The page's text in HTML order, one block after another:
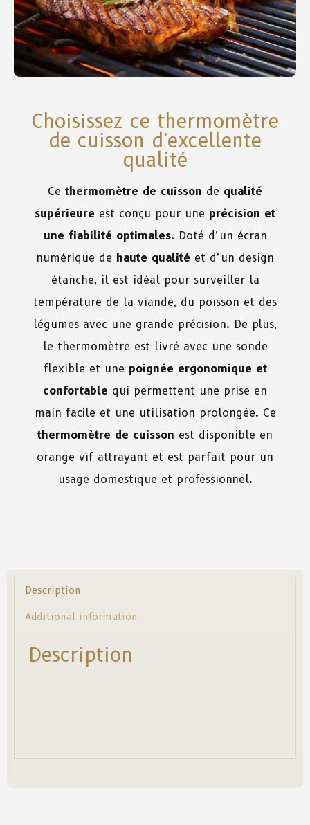
Choisissez ce thermomètre
de cuisson d'excellente
qualité
Ce thermomètre de cuisson de qualité
supérieure est conçu pour une précision et
une fiabilité optimales. Doté d’un écran
numérique de haute qualité et d’un design
étanche, il est idéal pour surveiller la
température de la viande, du poisson et des
légumes avec une grande précision. De plus,
le thermomètre est livré avec une sonde
flexible et une poignée ergonomique et
confortable qui permettent une prise en
main facile et une utilisation prolongée. Ce
thermomètre de cuisson est disponible en
orange vif attrayant et est parfait pour un
usage domestique et professionnel.
Description
Additional information
Description